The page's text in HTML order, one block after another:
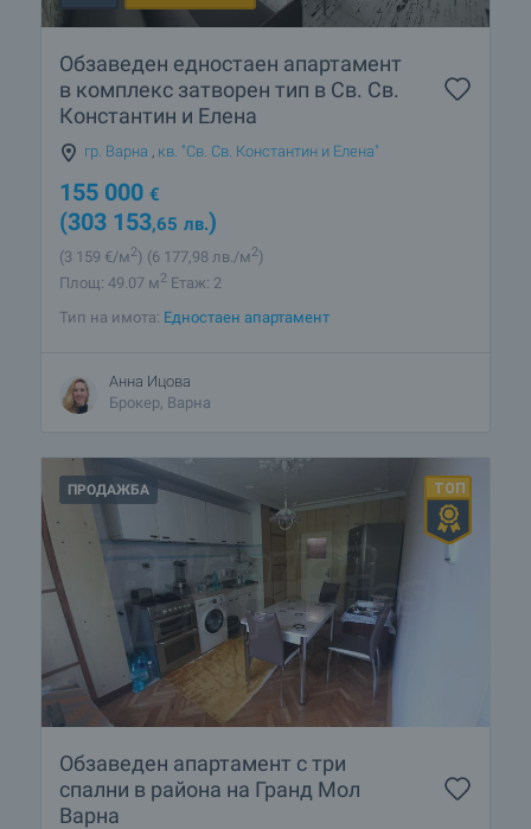
Обзаведен едностаен апартамент
в комплекс затворен тип в Св. Св.
Константин и Елена
гр. Варна , кв. "Св. Св. Константин и Елена"
155 000 €
(303 153,65 лв.)
(3 159 €/м2) (6 177,98 лв./м2)
Площ: 49.07 м2 Етаж: 2
Тип на имота: Едностаен апартамент
Анна Ицова
Брокер, Варна
ПРОДАЖБА
Обзаведен апартамент с три
спални в района на Гранд Мол
Варна